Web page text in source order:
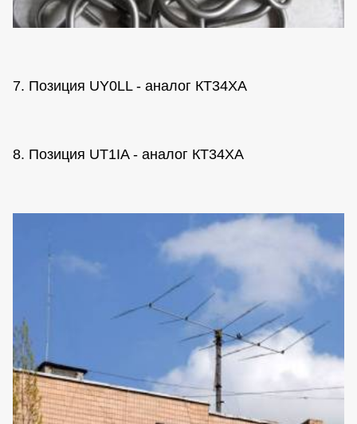
7. Позиция UY0LL - аналог КТ34ХА
8. Позиция UT1IA - аналог КТ34ХА